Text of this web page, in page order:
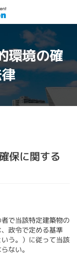
環境の確
保に関する
で当該特定建築物の
政令で定める基準
う。）に従って当該
ない。